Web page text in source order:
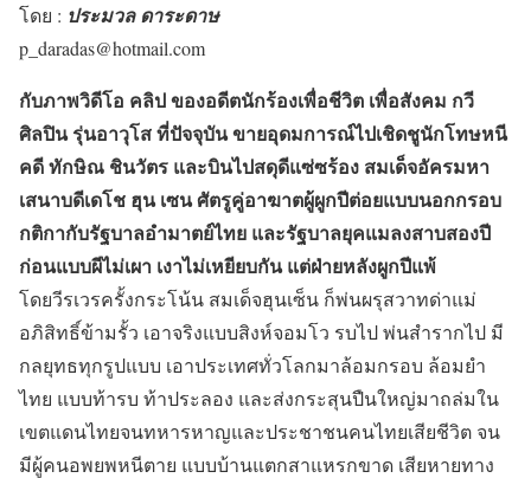
โดย : ประมวล ดาระดาษ
p_daradas@hotmail.com
กับภาพวิดีโอ คลิป ของอดีตนักร้องเพื่อชีวิต เพื่อสังคม กวี
ศิลปิน รุ่นอาวุโส ที่ปัจจุบัน ขายอุดมการณ์ไปเชิดชูนักโทษหนี
คดี ทักษิณ ชินวัตร และบินไปสดุดีแซ่ซร้อง สมเด็จอัครมหา
เสนาบดีเดโช ฮุน เซน ศัตรูคู่อาฆาตผู้ผูกปีต่อยแบบนอกกรอบ
กติกากับรัฐบาลอำมาตย์ไทย และรัฐบาลยุคแมลงสาบสองปี
ก่อนแบบผีไม่เผา เงาไม่เหยียบกัน แต่ฝ่ายหลังผูกปีแพ้
โดยวีรเวรครั้งกระโน้น สมเด็จฮุนเซ็น ก็พ่นผรุสวาทด่าแม่
อภิสิทธิ์ข้ามรั้ว เอาจริงแบบสิงห์จอมโว รบไป พ่นสำรากไป มี
กลยุทธทุกรูปแบบ เอาประเทศทั่วโลกมาล้อมกรอบ ล้อมยำ
ไทย แบบท้ารบ ท้าประลอง และส่งกระสุนปืนใหญ่มาถล่มใน
เขตแดนไทยจนทหารหาญและประชาชนคนไทยเสียชีวิต จน
มีผู้คนอพยพหนีตาย แบบบ้านแตกสาแหรกขาด เสียหายทาง